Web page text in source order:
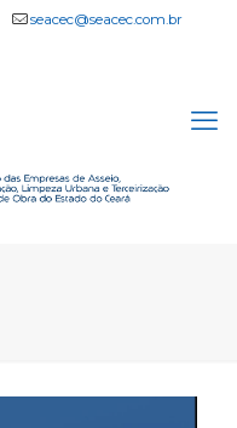
seacec@seacec.com.br